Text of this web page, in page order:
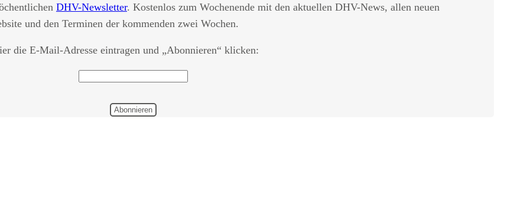
DHV-Newsletter. Kostenlos zum Wochenende mit den aktuellen DHV-News, allen neuen
und den Terminen der kommenden zwei Wochen.
die E-Mail-Adresse eintragen und „Abonnieren“ klicken: